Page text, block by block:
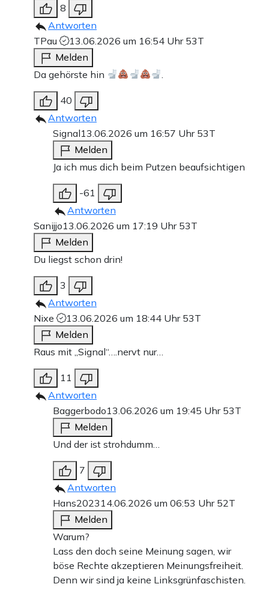
8
Antworten
TPau
13.06.2026 um 16:54 Uhr 53T
Melden
Da gehörste hin
40
Antworten
Signal13.06.2026 um 16:57 Uhr 53T
Melden
Ja ich mus dich beim Putzen beaufsichtigen
-61
Antworten
Sanijjo13.06.2026 um 17:19 Uhr 53T
Melden
Du liegst schon drin!
3
Antworten
Nixe
13.06.2026 um 18:44 Uhr 53T
Melden
Raus mit „Signal“….nervt nur…
11
Antworten
Baggerbodo13.06.2026 um 19:45 Uhr 53T
Melden
Und der ist strohdumm…
7
Antworten
Hans2023 14.06.2026 um 06:53 Uhr 52T
Melden
Warum?
Lass den doch seine Meinung sagen, wir
böse Rechte akzeptieren Meinungsfreiheit.
Denn wir sind ja keine Linksgrünfaschisten.